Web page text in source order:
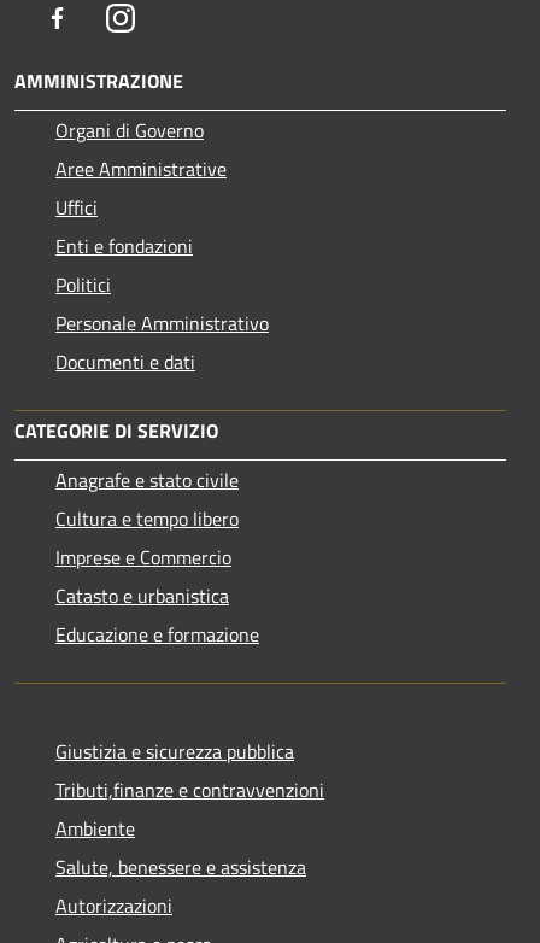
FacebookInstagram
AMMINISTRAZIONE
Organi di Governo
Aree Amministrative
Uffici
Enti e fondazioni
Politici
Personale Amministrativo
Documenti e dati
CATEGORIE DI SERVIZIO
Anagrafe e stato civile
Cultura e tempo libero
Imprese e Commercio
Catasto e urbanistica
Educazione e formazione
Giustizia e sicurezza pubblica
Tributi,finanze e contravvenzioni
Ambiente
Salute, benessere e assistenza
Autorizzazioni